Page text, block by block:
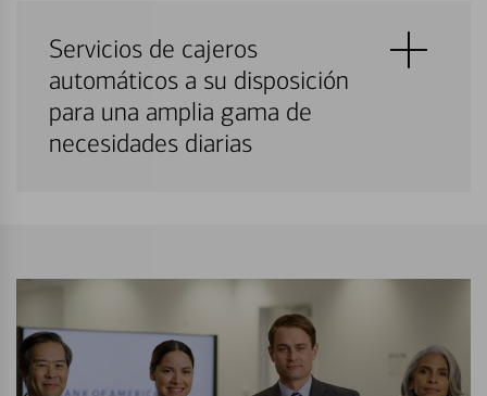
Servicios de cajeros
automáticos a su disposición
para una amplia gama de
necesidades diarias